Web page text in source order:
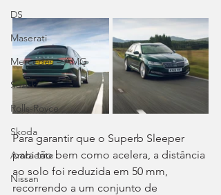
DS
Maserati
Mercedes – AMG
Suzuki
Rolls-Royce
Skoda
Ambiente
Nissan
Para garantir que o Superb Sleeper
para tão bem como acelera, a distância
ao solo foi reduzida em 50 mm,
recorrendo a um conjunto de